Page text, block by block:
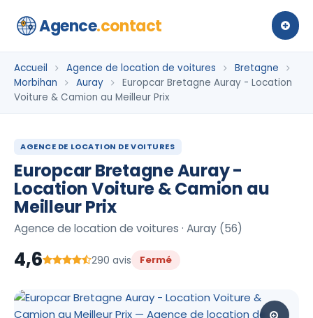
Agence.contact
Accueil Agence de location de voitures
Bretagne
Morbihan
Auray
Europcar Bretagne Auray - Location
Voiture & Camion au Meilleur Prix
AGENCE DE LOCATION DE VOITURES
Europcar Bretagne Auray -
Location Voiture & Camion au
Meilleur Prix
Agence de location de voitures · Auray (56)
4,6 290 avis Fermé